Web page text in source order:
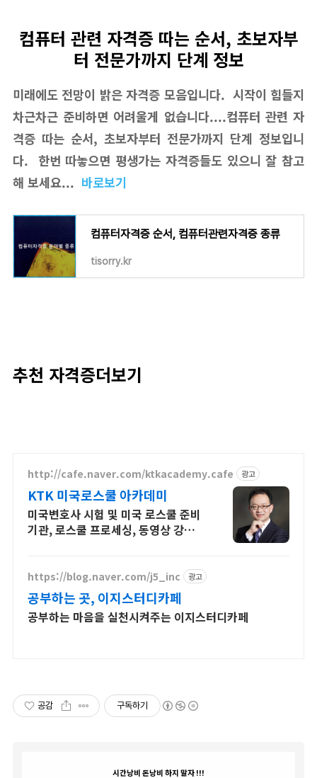
컴퓨터 관련 자격증 따는 순서, 초보자부
터 전문가까지 단계 정보
미래에도 전망이 밝은 자격증 모음입니다. 시작이 힘들지
차근차근 준비하면 어려울게 없습니다....컴퓨터 관련 자
격증 따는 순서, 초보자부터 전문가까지 단계 정보입니
다. 한번 따놓으면 평생가는 자격증들도 있으니 잘 참고
해 보세요... 바로보기
컴퓨터자격증 순서, 컴퓨터관련자격증 종류
tisorry.kr
추천 자격증더보기
http://cafe.naver.com/ktkacademy.cafe 광고
KTK 미국로스쿨 아카데미
미국변호사 시험 및 미국 로스쿨 준비
기관, 로스쿨 프로세싱, 동영상 강의
https://blog.naver.com/j5_inc 광고
공부하는 곳, 이지스터디카페
공부하는 마음을 실천시켜주는 이지스터디카페
공감 구독하기
시간낭비 돈낭비 하지 말자 !!!